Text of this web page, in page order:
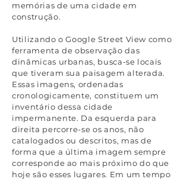
memórias de uma cidade em
construção.
Utilizando o Google Street View como
ferramenta de observação das
dinâmicas urbanas, busca-se locais
que tiveram sua paisagem alterada.
Essas imagens, ordenadas
cronologicamente, constituem um
inventário dessa cidade
impermanente. Da esquerda para
direita percorre-se os anos, não
catalogados ou descritos, mas de
forma que a última imagem sempre
corresponde ao mais próximo do que
hoje são esses lugares. Em um tempo